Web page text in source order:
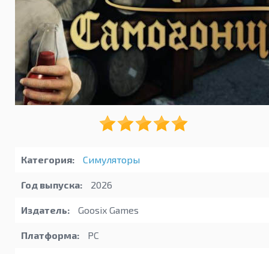
Категория: Симуляторы
Год выпуска: 2026
Издатель: Goosix Games
Платформа: PC